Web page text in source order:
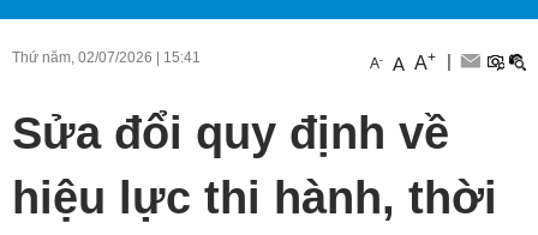
Thứ năm, 02/07/2026 15:41 A- A A+ |
Sửa đổi quy định về
hiệu lực thi hành, thời